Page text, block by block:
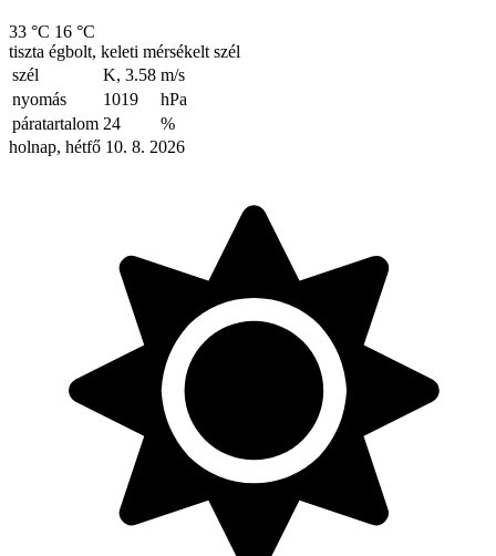
33 °C 16 °C
tiszta égbolt, keleti mérsékelt szél
szél
K, 3.58 m/s
nyomás
1019
hPa
páratartalom 24
%
holnap, hétfő 10. 8. 2026